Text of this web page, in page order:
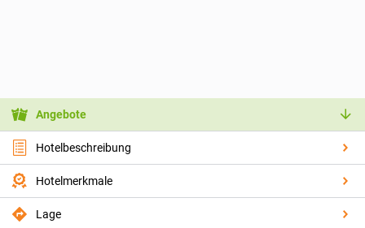
Angebote
Hotelbeschreibung
Hotelmerkmale
Lage